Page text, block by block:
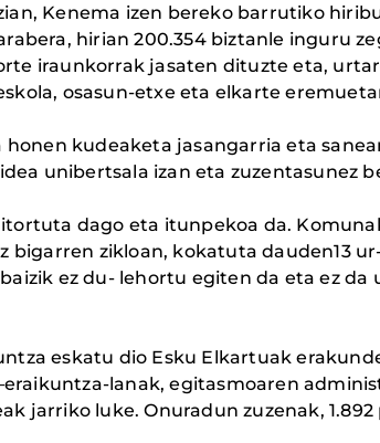
Kenema izen bereko barrutiko
hirian 200.354 biztanle inguru
iraunkorrak jasaten dituzte eta,
osasun-etxe eta elkarte
honen kudeaketa jasangarria eta
unibertsala izan eta zuzentasunez
dago eta itunpekoa da.
bigarren zikloan, kokatuta dauden13
ez du- lehortu egiten da eta ez da
eskatu dio Esku Elkartuak
lanak, egitasmoaren
jarriko luke. Onuradun zuzenak, 1.892